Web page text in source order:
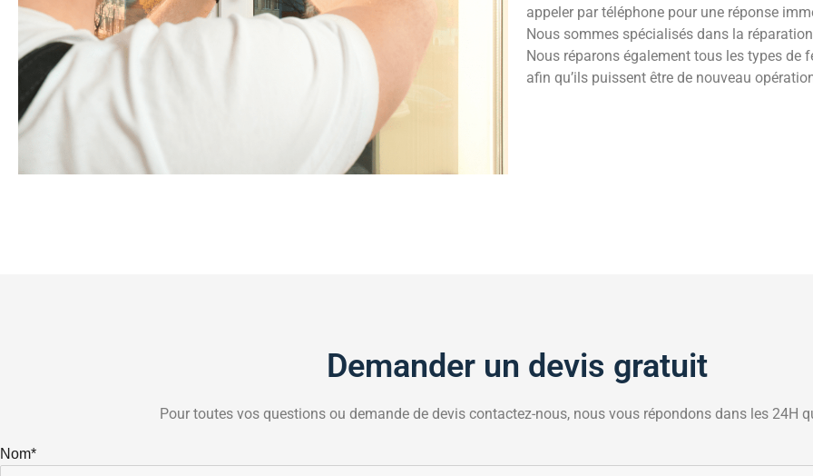
appeler par téléphone pour une réponse
Nous sommes spécialisés dans la
Nous réparons également tous les types de
afin qu’ils puissent être de nouveau
Demander un devis gratuit
Pour toutes vos questions ou demande de devis contactez-nous, nous vous répondons dans les 24H
Nom*